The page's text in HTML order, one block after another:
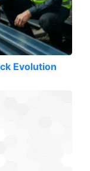
Evolution